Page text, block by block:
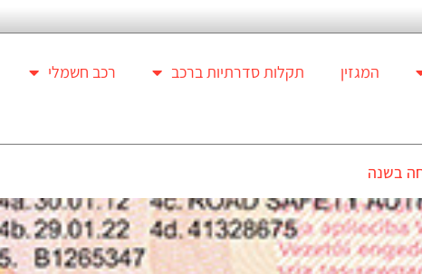
המגזין תקלות סדרתיות ברכב
רכב חשמלי
בשנה